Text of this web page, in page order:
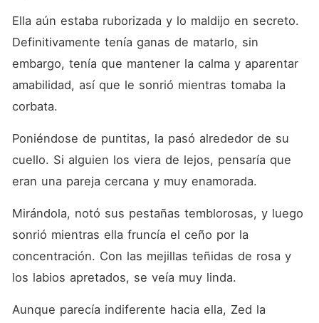
Ella aún estaba ruborizada y lo maldijo en secreto.
Definitivamente tenía ganas de matarlo, sin
embargo, tenía que mantener la calma y aparentar
amabilidad, así que le sonrió mientras tomaba la
corbata.
Poniéndose de puntitas, la pasó alrededor de su
cuello. Si alguien los viera de lejos, pensaría que
eran una pareja cercana y muy enamorada.
Mirándola, notó sus pestañas temblorosas, y luego
sonrió mientras ella fruncía el ceño por la
concentración. Con las mejillas teñidas de rosa y
los labios apretados, se veía muy linda.
Aunque parecía indiferente hacia ella, Zed la